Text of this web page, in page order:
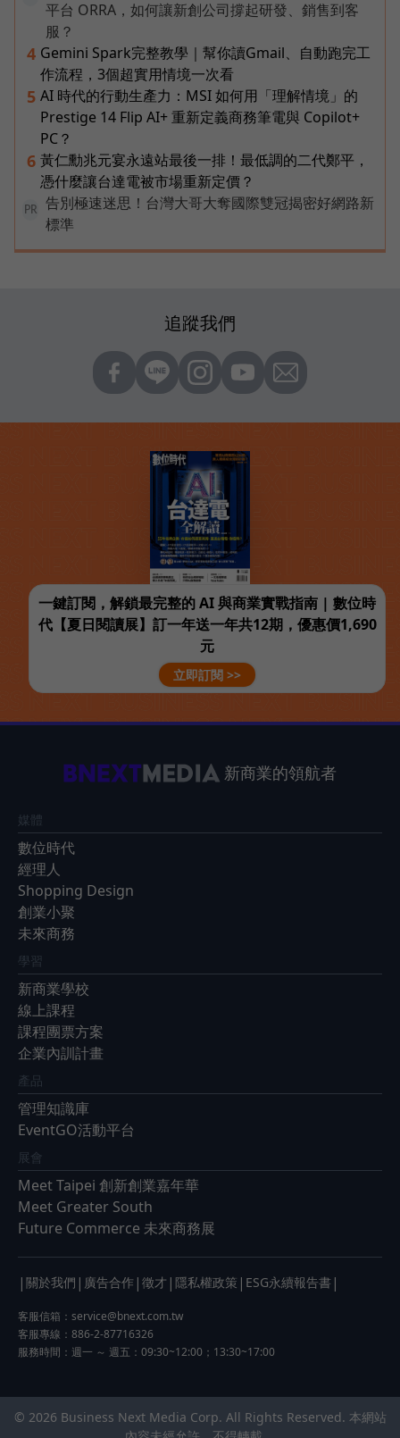
平台 ORRA，如何讓新創公司撐起研發、銷售到客
服？
4 Gemini Spark完整教學｜幫你讀Gmail、自動跑完工
作流程，3個超實用情境一次看
5 AI 時代的行動生產力：MSI 如何用「理解情境」的
Prestige 14 Flip AI+ 重新定義商務筆電與 Copilot+
PC？
6 黃仁勳兆元宴永遠站最後一排！最低調的二代鄭平，
憑什麼讓台達電被市場重新定價？
PR
告別極速迷思！台灣大哥大奪國際雙冠揭密好網路新
標準
追蹤我們
一鍵訂閱，解鎖最完整的 AI 與商業實戰指南 | 數位時
代【夏日閱讀展】訂一年送一年共12期，優惠價1,690
元
立即訂閱 >>
新商業的領航者
媒體
數位時代
經理人
Shopping Design
創業小聚
未來商務
學習
新商業學校
線上課程
課程團票方案
企業內訓計畫
產品
管理知識庫
EventGO活動平台
展會
Meet Taipei 創新創業嘉年華
Meet Greater South
Future Commerce 未來商務展
| 關於我們 | 廣告合作 | 徵才 | 隱私權政策 | ESG永續報告書 |
客服信箱： service@bnext.com.tw
客服專線：886-2-87716326
服務時間：週一 ～ 週五：09:30~12:00；13:30~17:00
© 2026 Business Next Media Corp. All Rights Reserved. 本網站